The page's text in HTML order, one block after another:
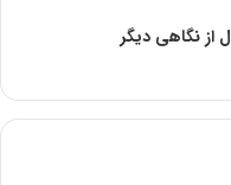
از نگاهی دیگر